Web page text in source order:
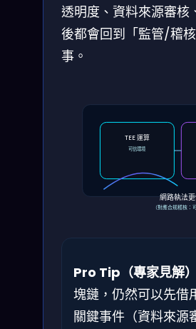
透明度、資料來源審核
後都會回到「監管/稽
事。
TEE 運算
可信環境
網路執法
（對應合规稽核：
Pro Tip（專家見解）
塊鏈，仍然可以先借
關鍵事件（資料來源